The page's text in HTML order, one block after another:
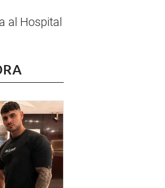
al Hospital